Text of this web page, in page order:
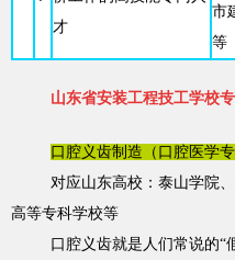
才
市
等
山东省安装工程技工学校专
口腔义齿制造（口腔医学专
对应山东高校：泰山学院
高等专科学校等
口腔义齿就是人们常说的“